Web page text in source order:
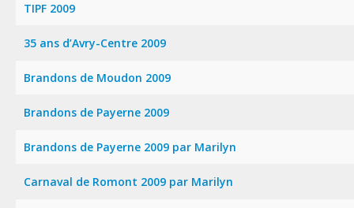
TIPF 2009
35 ans d’Avry-Centre 2009
Brandons de Moudon 2009
Brandons de Payerne 2009
Brandons de Payerne 2009 par Marilyn
Carnaval de Romont 2009 par Marilyn